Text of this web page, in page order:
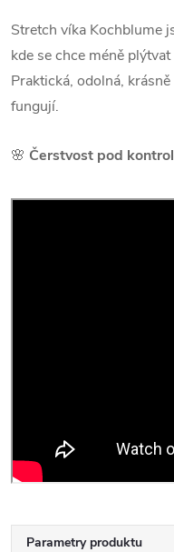
Stretch víka Kochblume
kde se chce méně
Praktická, odolná,
fungují.
🌸 Čerstvost pod
Parametry produktu